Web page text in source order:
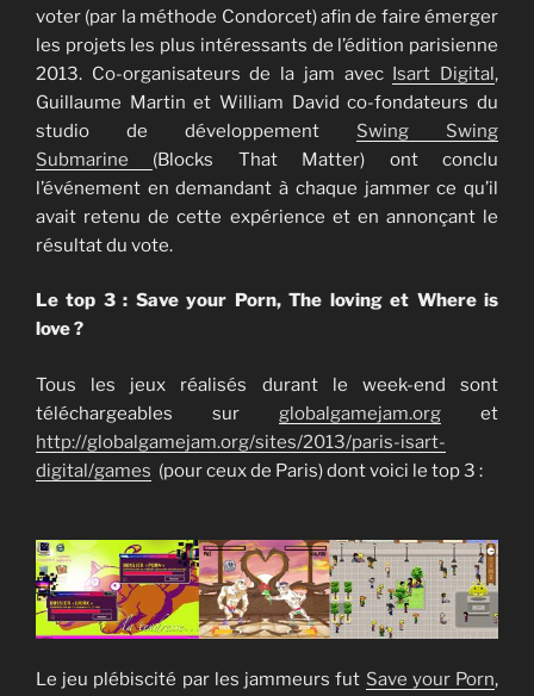
voter (par la méthode Condorcet) afin de faire émerger
les projets les plus intéressants de l’édition parisienne
2013. Co-organisateurs de la jam avec Isart Digital,
Guillaume Martin et William David co-fondateurs du
studio de développement Swing Swing
Submarine (Blocks That Matter) ont conclu
l’événement en demandant à chaque jammer ce qu’il
avait retenu de cette expérience et en annonçant le
résultat du vote.
Le top 3 : Save your Porn, The loving et Where is
love ?
Tous les jeux réalisés durant le week-end sont
téléchargeables sur globalgamejam.org et
http://globalgamejam.org/sites/2013/paris-isart-
digital/games (pour ceux de Paris) dont voici le top 3 :
Le jeu plébiscité par les jammeurs fut Save your Porn,